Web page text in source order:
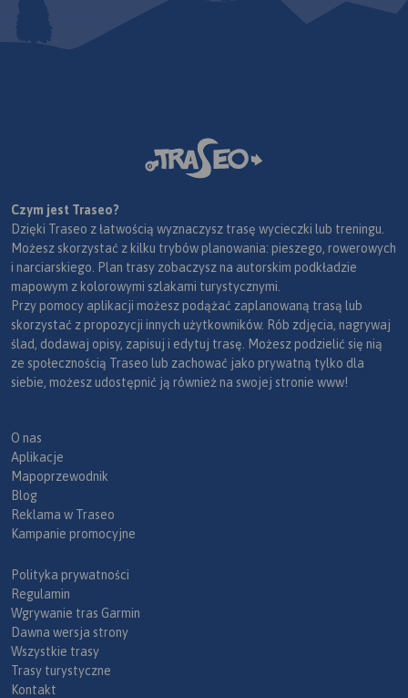
Czym jest Traseo?
Dzięki Traseo z łatwością wyznaczysz trasę wycieczki lub treningu.
Możesz skorzystać z kilku trybów planowania: pieszego, rowerowych
i narciarskiego. Plan trasy zobaczysz na autorskim podkładzie
mapowym z kolorowymi szlakami turystycznymi.
Przy pomocy aplikacji możesz podążać zaplanowaną trasą lub
skorzystać z propozycji innych użytkowników. Rób zdjęcia, nagrywaj
ślad, dodawaj opisy, zapisuj i edytuj trasę. Możesz podzielić się nią
ze społecznością Traseo lub zachować jako prywatną tylko dla
siebie, możesz udostępnić ją również na swojej stronie www!
O nas
Aplikacje
Mapoprzewodnik
Blog
Reklama w Traseo
Kampanie promocyjne
Polityka prywatności
Regulamin
Wgrywanie tras Garmin
Dawna wersja strony
Wszystkie trasy
Trasy turystyczne
Kontakt